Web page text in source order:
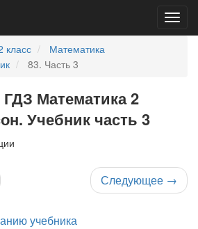
класс
Математика
83. Часть 3
Математика 2
Учебник часть 3
Следующее →
учебника